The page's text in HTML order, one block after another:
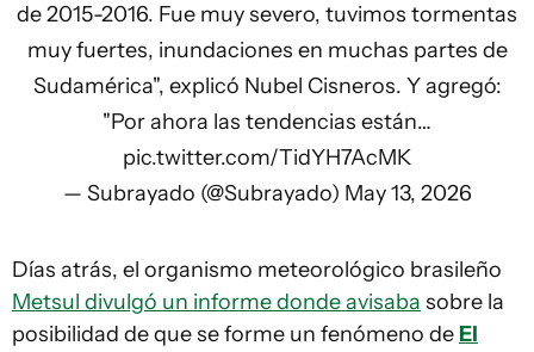
de 2015-2016. Fue muy severo, tuvimos tormentas
muy fuertes, inundaciones en muchas partes de
Sudamérica", explicó Nubel Cisneros. Y agregó:
"Por ahora las tendencias están…
pic.twitter.com/TidYH7AcMK
— Subrayado (@Subrayado) May 13, 2026
Días atrás, el organismo meteorológico brasileño
Metsul divulgó un informe donde avisaba sobre la
posibilidad de que se forme un fenómeno deEl